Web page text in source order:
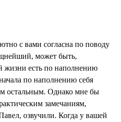
с вами согласна по поводу
может быть,
жизни есть по наполнению
по наполнению себя
остальным. Однако мне бы
замечаниям,
озвучили. Когда у вашей